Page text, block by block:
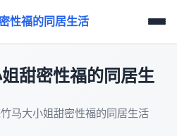
性福的同居生活
甜密性福的同居生
马大小姐甜密性福的同居生活